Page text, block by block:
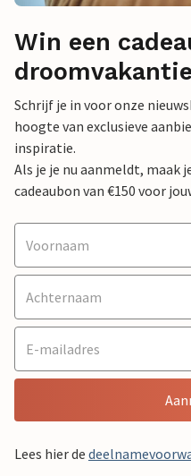
Win een
droomvakantie
Schrijf je in voor onze
hoogte van exclusieve
inspiratie.
Als je je nu aanmeldt, maak
cadeaubon van €150 voor
Lees hier de